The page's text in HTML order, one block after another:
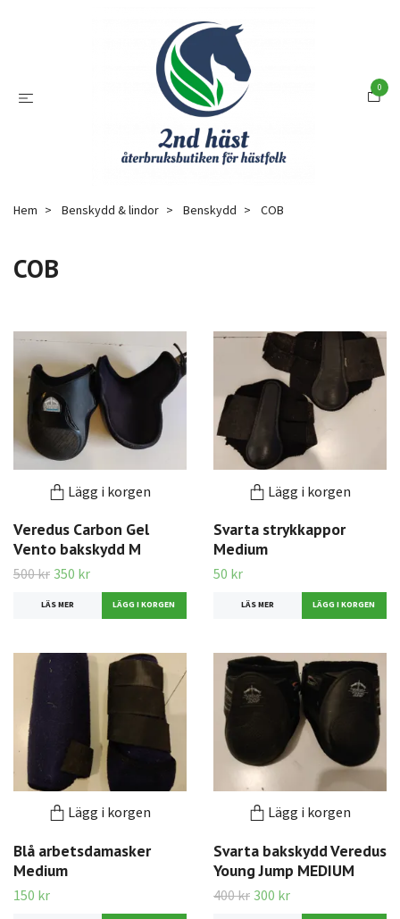
0
Hem Benskydd & lindor Benskydd COB
COB
Lägg i korgen
Veredus Carbon Gel
Vento bakskydd M
500 kr 350 kr
LÄS MER
Lägg i korgen
Svarta strykkappor
Medium
50 kr
LÄS MER
Lägg i korgen
Blå arbetsdamasker
Medium
150 kr
Lägg i korgen
Svarta bakskydd Veredus
Young Jump MEDIUM
400 kr 300 kr